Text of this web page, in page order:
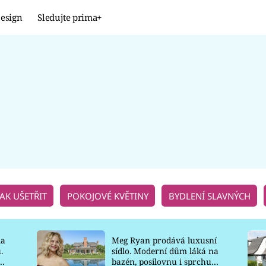
Sledujte prima+
UŠETŘIT POKOJOVÉ KVĚTINY BYDLENÍ SLAVNÝCH
Meg Ryan prodává luxusní
sídlo. Moderní dům láká na
bazén, posilovnu i sprchu